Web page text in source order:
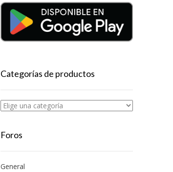
Categorías de productos
Foros
General